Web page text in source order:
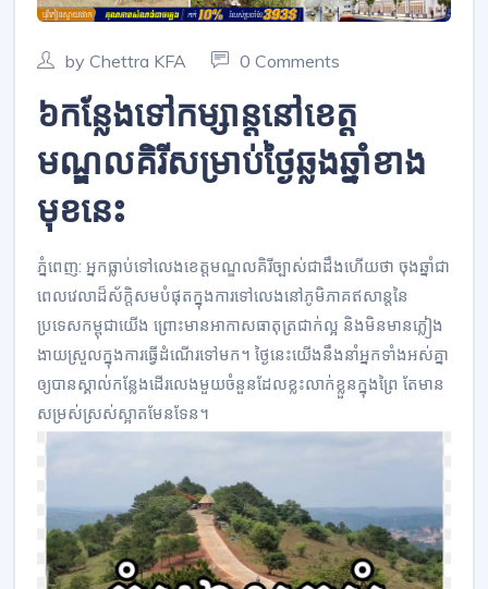
by Chettra KFA 0 Comments
៦កន្លែងទៅកម្សាន្តនៅខេត្ត
មណ្ឌលគិរីសម្រាប់ថ្ងៃឆ្លងឆ្នាំខាង
មុខនេះ
ភ្នំពេញ: អ្នកធ្លាប់ទៅលេងខេត្តមណ្ឌលគិរីច្បាស់ជាដឹងហើយថា ចុងឆ្នាំជា
ពេលវេលាដ៏ស័ក្តិសមបំផុតក្នុងការទៅលេងនៅភូមិភាគឥសាន្តនៃ
ប្រទេសកម្ពុជាយើង ព្រោះមានអាកាសធាតុត្រជាក់ល្អ និងមិនមានភ្លៀង
ងាយស្រួលក្នុងការធ្វើដំណើរទៅមក។ ថ្ងៃនេះយើងនឹងនាំអ្នកទាំងអស់គ្នា
ឲ្យបានស្គាល់កន្លែងដើរលេងមួយចំនួនដែលខ្លះលាក់ខ្លួនក្នុងព្រៃ តែមាន
សម្រស់ស្រស់ស្អាតមែនទែន។